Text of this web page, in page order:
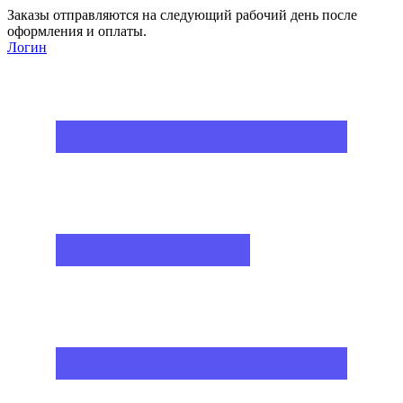
Заказы отправляются на следующий рабочий день после
оформления и оплаты.
Логин